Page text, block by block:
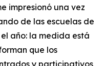
impresionó una vez
de las escuelas de
año: la medida está
que los
y participativos